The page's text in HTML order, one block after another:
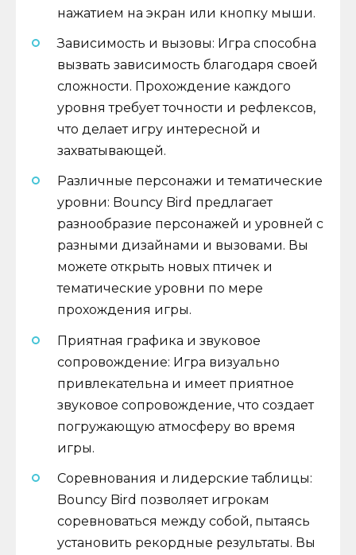
нажатием на экран или кнопку мыши.
Зависимость и вызовы: Игра способна
вызвать зависимость благодаря своей
сложности. Прохождение каждого
уровня требует точности и рефлексов,
что делает игру интересной и
захватывающей.
Различные персонажи и тематические
уровни: Bouncy Bird предлагает
разнообразие персонажей и уровней с
разными дизайнами и вызовами. Вы
можете открыть новых птичек и
тематические уровни по мере
прохождения игры.
Приятная графика и звуковое
сопровождение: Игра визуально
привлекательна и имеет приятное
звуковое сопровождение, что создает
погружающую атмосферу во время
игры.
Соревнования и лидерские таблицы:
Bouncy Bird позволяет игрокам
соревноваться между собой, пытаясь
установить рекордные результаты. Вы